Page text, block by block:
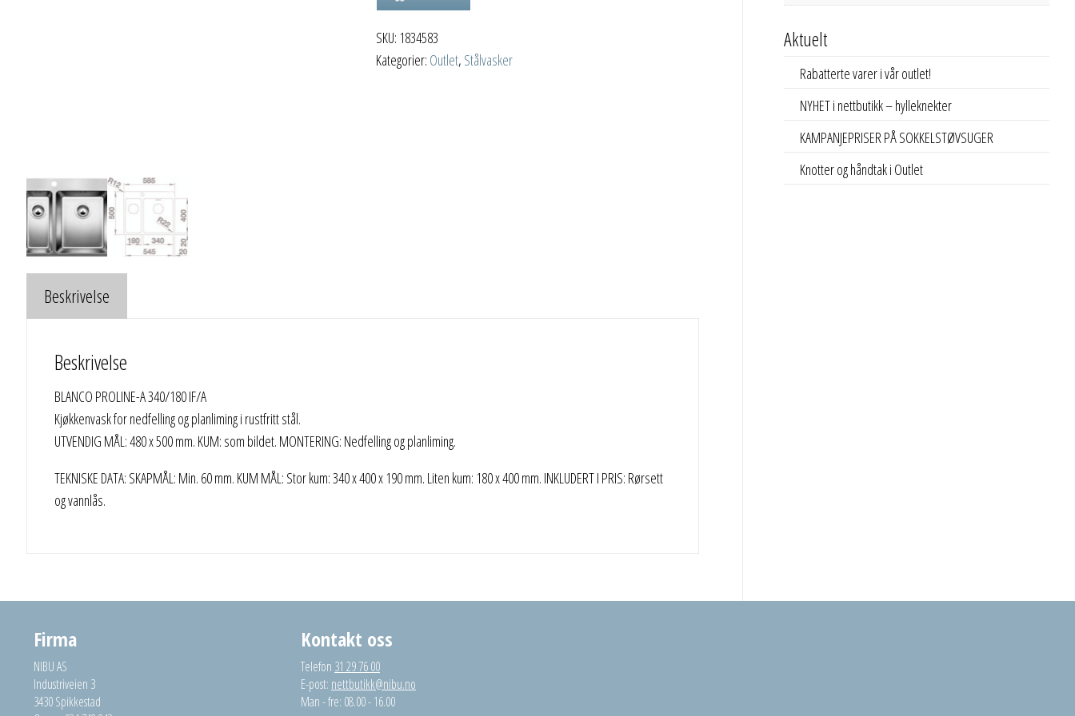
IF/A
antall
SKU: 1834583
Kategorier: Outlet, Stålvasker
Beskrivelse
Beskrivelse
BLANCO PROLINE-A 340/180 IF/A
Kjøkkenvask for nedfelling og planliming i rustfritt stål.
UTVENDIG MÅL: 480 x 500 mm. KUM: som bildet. MONTERING: Nedfelling og planliming.
TEKNISKE DATA: SKAPMÅL: Min. 60 mm. KUM MÅL: Stor kum: 340 x 400 x 190 mm. Liten kum: 180 x 400 mm. INKLUDERT I PRIS: Rørsett
og vannlås.
Aktuelt
Rabatterte varer i vår outlet!
NYHET i nettbutikk – hylleknekter
KAMPANJEPRISER PÅ SOKKELSTØVSUGER
Knotter og håndtak i Outlet
Firma
NIBU AS
Industriveien 3
3430 Spikkestad
Kontakt oss
Telefon 31 29 76 00
E-post: nettbutikk@nibu.no
Man - fre: 08.00 - 16.00